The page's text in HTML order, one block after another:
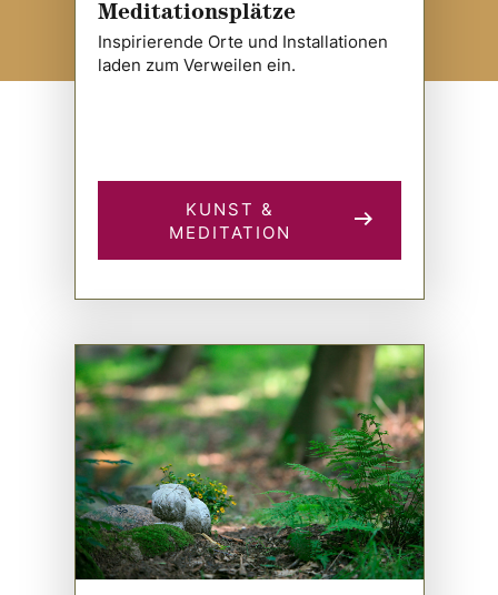
Meditationsplätze
Inspirierende Orte und Installationen
laden zum Verweilen ein.
KUNST &
MEDITATION